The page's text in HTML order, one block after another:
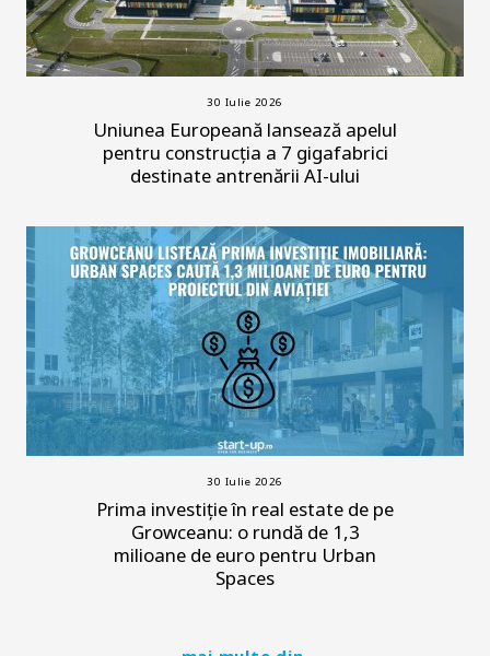
30 Iulie 2026
Uniunea Europeană lansează apelul
pentru construcția a 7 gigafabrici
destinate antrenării AI-ului
30 Iulie 2026
Prima investiție în real estate de pe
Growceanu: o rundă de 1,3
milioane de euro pentru Urban
Spaces